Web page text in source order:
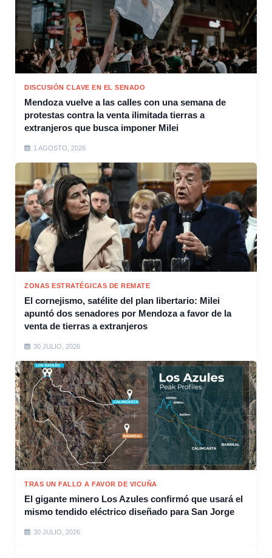
DISCUSIÓN CLAVE EN EL SENADO
Mendoza vuelve a las calles con una semana de
protestas contra la venta ilimitada tierras a
extranjeros que busca imponer Milei
1 AGOSTO, 2026
ZONAS ESTRATÉGICAS DE REMATE
El cornejismo, satélite del plan libertario: Milei
apuntó dos senadores por Mendoza a favor de la
venta de tierras a extranjeros
30 JULIO, 2026
TRAS UN FALLO A FAVOR DE VICUÑA
El gigante minero Los Azules confirmó que usará el
mismo tendido eléctrico diseñado para San Jorge
30 JULIO, 2026